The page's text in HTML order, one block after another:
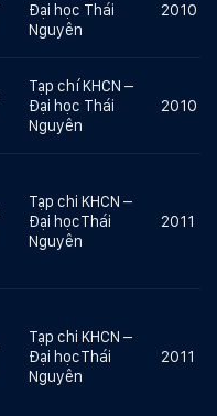
Đại học Thái
Nguyên
2010
Tạp chí KHCN –
Đại học Thái
Nguyên
2010
Tạp chi KHCN –
Đại họcThái
Nguyên
2011
Tạp chi KHCN –
Đại họcThái
Nguyên
2011